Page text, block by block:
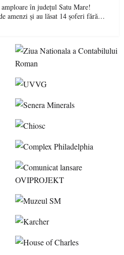
în județul Satu Mare!
amenzi și au lăsat 14 șoferi fără